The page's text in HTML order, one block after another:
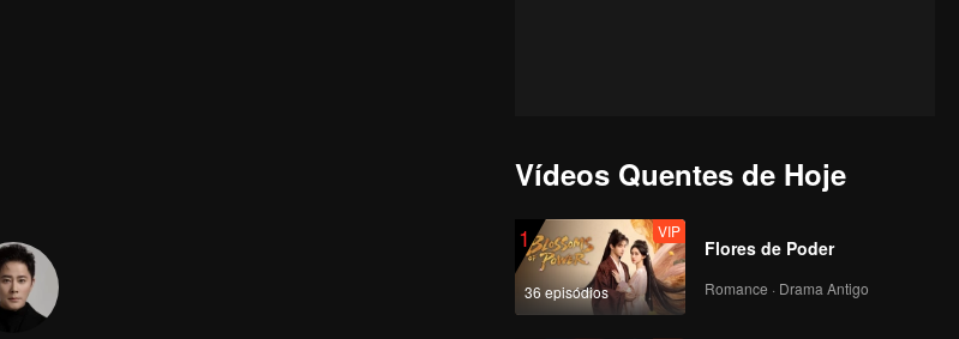
Vídeos Quentes de Hoje
1
36 episódios
VIP
Flores de Poder
Romance · Drama Antigo